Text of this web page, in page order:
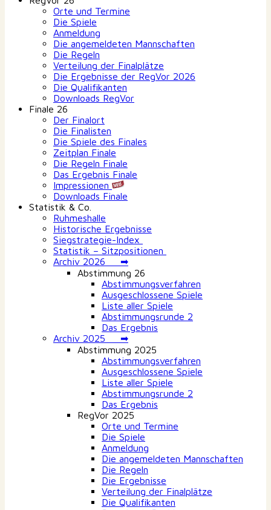
Orte und Termine
Die Spiele
Anmeldung
Die angemeldeten Mannschaften
Die Regeln
Verteilung der Finalplätze
Die Ergebnisse der RegVor 2026
Die Qualifikanten
Downloads RegVor
Finale 26
Der Finalort
Die Finalisten
Die Spiele des Finales
Zeitplan Finale
Die Regeln Finale
Das Ergebnis Finale
Impressionen
Downloads Finale
Statistik & Co.
Ruhmeshalle
Historische Ergebnisse
Siegstrategie-Index
Statistik – Sitzpositionen
Archiv 2026 ➡
Abstimmung 26
Abstimmungsverfahren
Ausgeschlossene Spiele
Liste aller Spiele
Abstimmungsrunde 2
Das Ergebnis
Archiv 2025 ➡
Abstimmung 2025
Abstimmungsverfahren
Ausgeschlossene Spiele
Liste aller Spiele
Abstimmungsrunde 2
Das Ergebnis
RegVor 2025
Orte und Termine
Die Spiele
Anmeldung
Die angemeldeten Mannschaften
Die Regeln
Die Ergebnisse
Verteilung der Finalplätze
Die Qualifikanten